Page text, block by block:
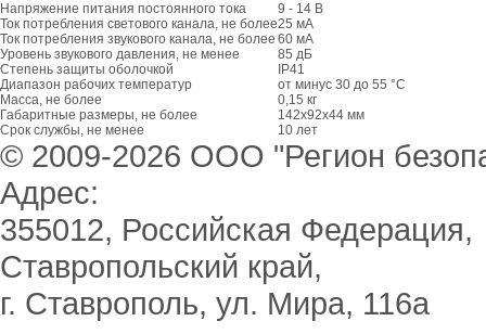
Напряжение питания постоянного тока
9 - 14 В
Ток потребления светового канала, не более25 мА
Ток потребления звукового канала, не более 60 мА
Уровень звукового давления, не менее
85 дБ
Степень защиты оболочкой
IP41
Диапазон рабочих температур
от минус 30 до 55 °С
Масса, не более
0,15 кг
Габаритные размеры, не более
142x92x44 мм
Срок службы, не менее
10 лет
© 2009-2026 ООО "Регион
Адрес:
355012, Российская Федерация,
Ставропольский край,
г. Ставрополь, ул. Мира, 116а